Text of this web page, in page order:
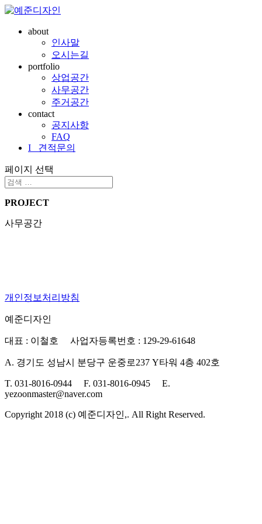
about
인사말
오시는길
portfolio
상업공간
사무공간
주거공간
contact
공지사항
FAQ
I 견적문의
페이지 선택
PROJECT
사무공간
개인정보처리방침
예준디자인
대표 : 이철호 사업자등록번호 : 129-29-61648
A. 경기도 성남시 분당구 운중로237 Y타워 4층 402호
T. 031-8016-0944 F. 031-8016-0945 E.
yezoonmaster@naver.com
Copyright 2018 (c) 예준디자인,. All Right Reserved.